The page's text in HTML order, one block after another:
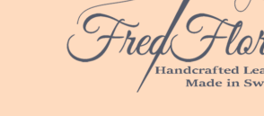
Deutsch
Français